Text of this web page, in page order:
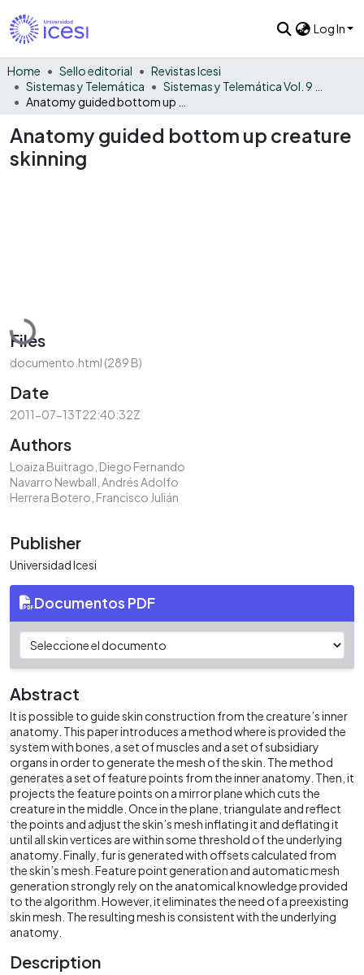
Log In
Home Sello editorial
Revistas Icesi
Sistemas y Telemática
Anatomy guided bottom up creature
skinning
Loading...
Files
documento.html (289 B)
Date
2011-07-13T22:40:32Z
Authors
Loaiza Buitrago, Diego Fernando
Navarro Newball, Andrés Adolfo
Herrera Botero, Francisco Julián
Publisher
Universidad Icesi
Documentos PDF
Abstract
It is possible to guide skin construction from the creature’s inner
anatomy. This paper introduces a method where is provided the
system with bones, a set of muscles and a set of subsidiary
organs in order to generate the mesh of the skin. The method
generates a set of feature points from the inner anatomy. Then, it
projects the feature points on a mirror plane which cuts the
creature in the middle. Once in the plane, triangulate and reflect
the points and adjust the skin’s mesh inflating it and deflating it
until all skin vertices are within some threshold of the underlying
anatomy. Finally, fur is generated with offsets calculated from
the skin’s mesh. Feature point generation and automatic mesh
generation strongly rely on the anatomical knowledge provided
to the algorithm. However, it eliminates the need of a preexisting
skin mesh. The resulting mesh is consistent with the underlying
anatomy.
Description